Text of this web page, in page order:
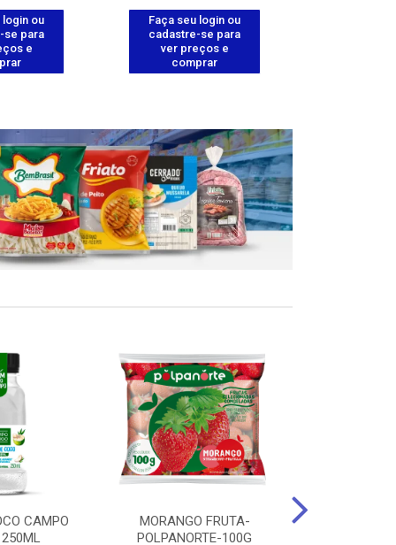
login ou
se para
e
Faça seu login ou
cadastre-se para
ver preços e
comprar
CAMPO
MORANGO FRUTA-
POLPANORTE-100G